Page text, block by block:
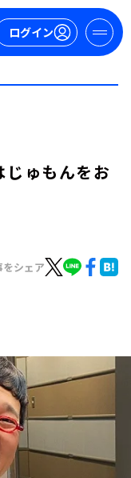
ログイン
ゅもんをお
をシェア